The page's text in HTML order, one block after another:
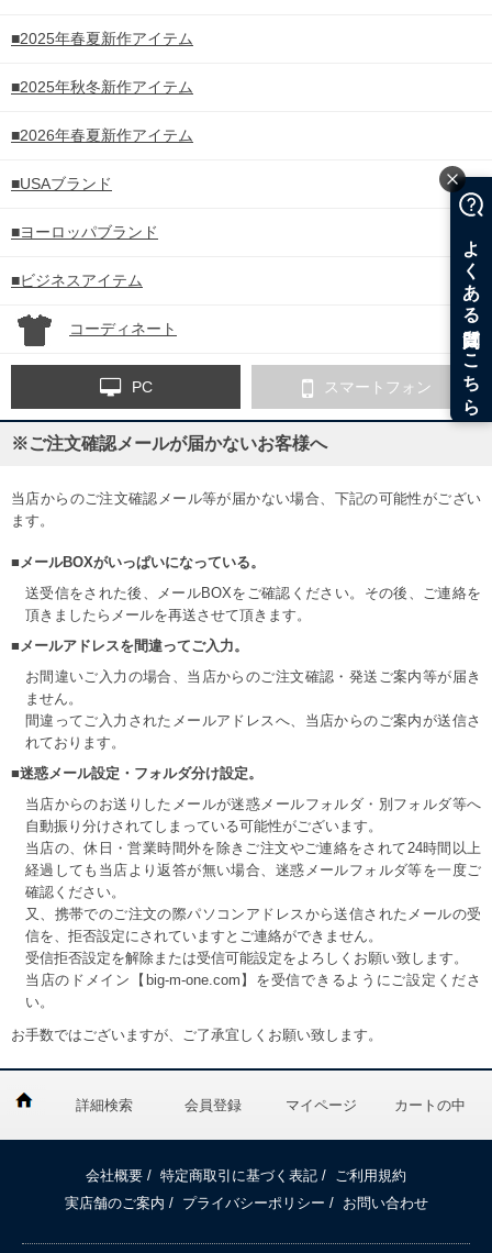
■2025年春夏新作アイテム
■2025年秋冬新作アイテム
■2026年春夏新作アイテム
■USAブランド
■ヨーロッパブランド
■ビジネスアイテム
コーディネート
PC スマートフォン
※ご注文確認メールが届かないお客様へ
当店からのご注文確認メール等が届かない場合、下記の可能性がござい
ます。
■メールBOXがいっぱいになっている。
送受信をされた後、メールBOXをご確認ください。その後、ご連絡を
頂きましたらメールを再送させて頂きます。
■メールアドレスを間違ってご入力。
お間違いご入力の場合、当店からのご注文確認・発送ご案内等が届き
ません。
間違ってご入力されたメールアドレスへ、当店からのご案内が送信さ
れております。
■迷惑メール設定・フォルダ分け設定。
当店からのお送りしたメールが迷惑メールフォルダ・別フォルダ等へ
自動振り分けされてしまっている可能性がございます。
当店の、休日・営業時間外を除きご注文やご連絡をされて24時間以上
経過しても当店より返答が無い場合、迷惑メールフォルダ等を一度ご
確認ください。
又、携帯でのご注文の際パソコンアドレスから送信されたメールの受
信を、拒否設定にされていますとご連絡ができません。
受信拒否設定を解除または受信可能設定をよろしくお願い致します。
当店のドメイン【big-m-one.com】を受信できるようにご設定くださ
い。
お手数ではございますが、ご了承宜しくお願い致します。
詳細検索 会員登録 マイページ カートの中
会社概要 / 特定商取引に基づく表記 /
ご利用規約
実店舗のご案内 / プライバシーポリシー / お問い合わせ